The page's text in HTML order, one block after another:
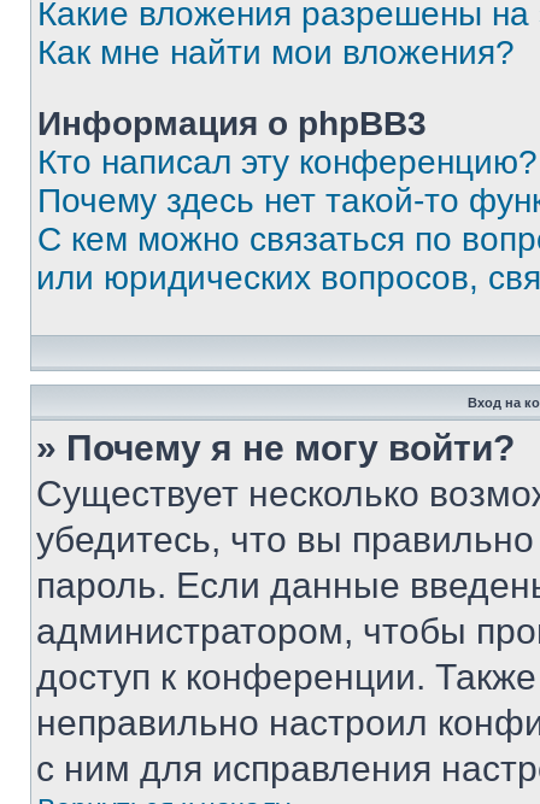
Какие вложения разрешены
Как мне найти мои вложения?
Информация о phpBB3
Кто написал эту конференцию?
Почему здесь нет такой-то
С кем можно связаться по
или юридических вопросов,
Вход на
» Почему я не могу войти?
Существует несколько
убедитесь, что вы
пароль. Если данные
администратором, чтобы
доступ к конференции.
неправильно настроил
с ним для исправления